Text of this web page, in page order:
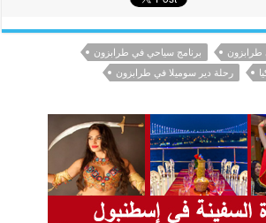
طرابزون
برنامج سياحي في طرابزون
رحلة دير سوميلا في طرابزون